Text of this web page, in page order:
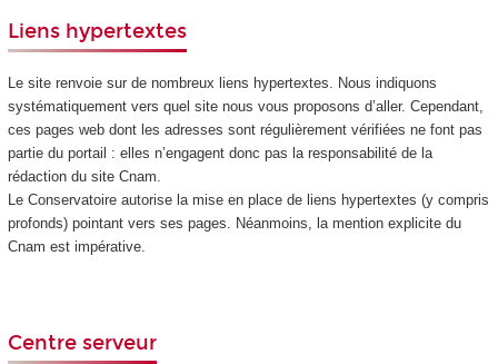
Liens hypertextes
Le site renvoie sur de nombreux liens hypertextes. Nous indiquons
systématiquement vers quel site nous vous proposons d’aller. Cependant,
ces pages web dont les adresses sont régulièrement vérifiées ne font pas
partie du portail : elles n’engagent donc pas la responsabilité de la
rédaction du site Cnam.
Le Conservatoire autorise la mise en place de liens hypertextes (y compris
profonds) pointant vers ses pages. Néanmoins, la mention explicite du
Cnam est impérative.
Centre serveur